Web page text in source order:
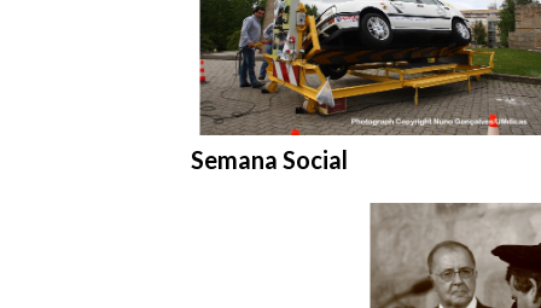
Entrar na pasta:
Semana Social